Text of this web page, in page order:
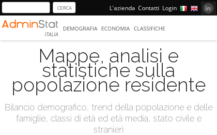
L'azienda Contatti Login
ITALIA
DEMOGRAFIA ECONOMIA CLASSIFICHE
Mappe, analisi e
statistiche sulla
popolazione residente
Bilancio demografico, trend della popolazione e delle
famiglie, classi di età ed età media, stato civile e
stranieri